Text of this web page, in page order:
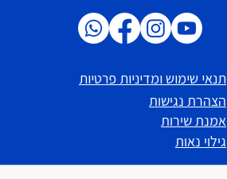
תנאי שימוש ומדיניות פרטיות
הצהרת נגישות
אמנת שירות
גילוי נאות